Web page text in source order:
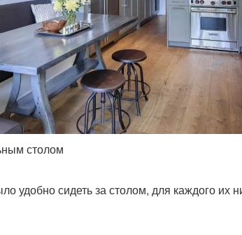
столом
удобно сидеть за столом, для каждого их